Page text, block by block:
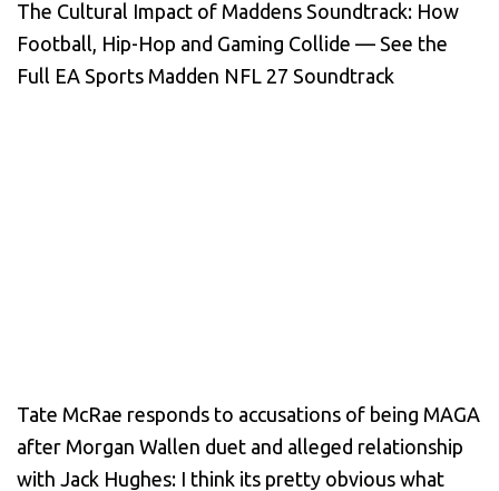
The Cultural Impact of Maddens Soundtrack: How
Football, Hip-Hop and Gaming Collide — See the
Full EA Sports Madden NFL 27 Soundtrack
Tate McRae responds to accusations of being MAGA
after Morgan Wallen duet and alleged relationship
with Jack Hughes: I think its pretty obvious what